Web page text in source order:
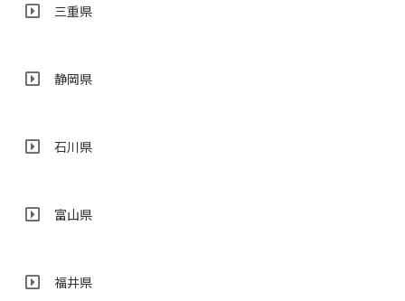
三重県
静岡県
石川県
富山県
福井県